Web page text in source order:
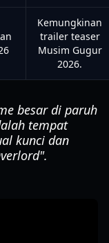
Kemungkinan
trailer teaser
Musim Gugur
2026.
besar di paruh
tempat
kunci dan